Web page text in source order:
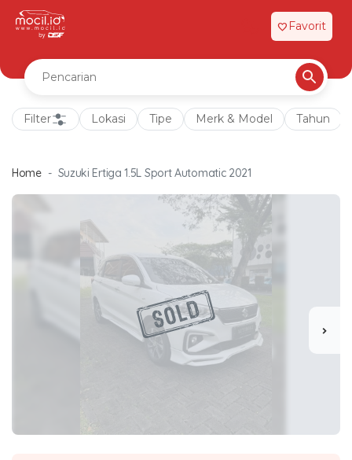
favorite Favorit
Filter Lokasi Tipe Merk & Model Tahun
Home Suzuki Ertiga 1.5L Sport Automatic 2021
chevron_right